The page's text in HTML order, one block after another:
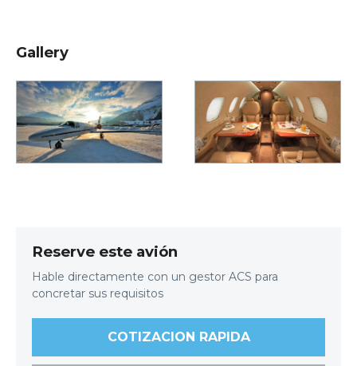
Gallery
Reserve este avión
Hable directamente con un gestor ACS para
concretar sus requisitos
COTIZACION RAPIDA